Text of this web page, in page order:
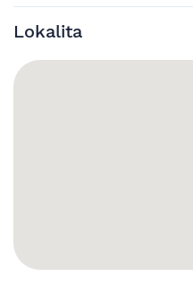
bytě je k dispozici velká
instalovány záclony a v
také sklep (2 m²) a možnost
parkovacího stání za 1.700
(pro 2–3 osoby) • + možnost
více informací ohledně této
Lokalita